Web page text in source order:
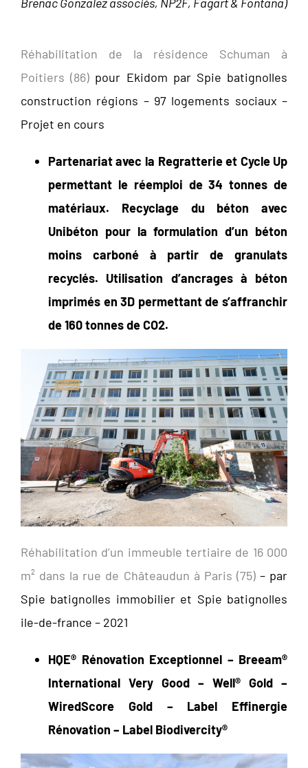
Réhabilitation de la résidence Schuman à
Poitiers (86) pour Ekidom par Spie batignolles
construction régions – 97 logements sociaux –
Projet en cours
Partenariat avec la Regratterie et Cycle Up
permettant le réemploi de 34 tonnes de
matériaux. Recyclage du béton avec
Unibéton pour la formulation d’un béton
moins carboné à partir de granulats
recyclés. Utilisation d’ancrages à béton
imprimés en 3D permettant de s’affranchir
de 160 tonnes de CO2.
Réhabilitation d’un immeuble tertiaire de 16 000
m² dans la rue de Châteaudun à Paris (75) – par
Spie batignolles immobilier et Spie batignolles
ile-de-france – 2021
HQE® Rénovation Exceptionnel – Breeam®
International Very Good – Well® Gold –
WiredScore Gold – Label Effinergie
Rénovation – Label Biodivercity®